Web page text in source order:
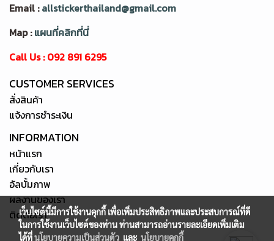
Email :allstickerthailand@gmail.com
Map :แผนที่คลิกที่นี่
Call Us : 092 891 6295
CUSTOMER SERVICES
สั่งสินค้า
แจ้งการชำระเงิน
INFORMATION
หน้าแรก
เกี่ยวกับเรา
อัลบั้มภาพ
ผลงานของเรา
ติดต่อเรา
เว็บไซต์นี้มีการใช้งานคุกกี้ เพื่อเพิ่มประสิทธิภาพและประสบการณ์ที่ดี
ในการใช้งานเว็บไซต์ของท่าน ท่านสามารถอ่านรายละเอียดเพิ่มเติม
ได้ที่นโยบายความเป็นส่วนตัว และ นโยบายคุกกี้